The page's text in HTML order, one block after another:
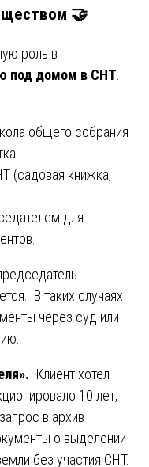
🤝
роль в
под домом в СНТ
общего собрания
(садовая книжка,
для
В таких случаях
через суд или
Клиент хотел
10 лет,
в архив
о выделении
без участия СНТ.